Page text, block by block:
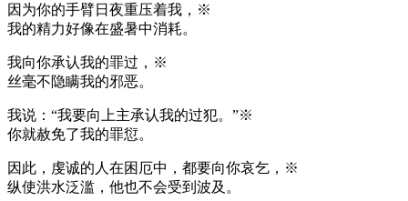
因为你的手臂日夜重压着我，※
我的精力好像在盛暑中消耗。
我向你承认我的罪过，※
丝毫不隐瞒我的邪恶。
我说：“我要向上主承认我的过犯。”※
你就赦免了我的罪愆。
因此，虔诚的人在困厄中，都要向你哀乞，※
纵使洪水泛滥，他也不会受到波及。